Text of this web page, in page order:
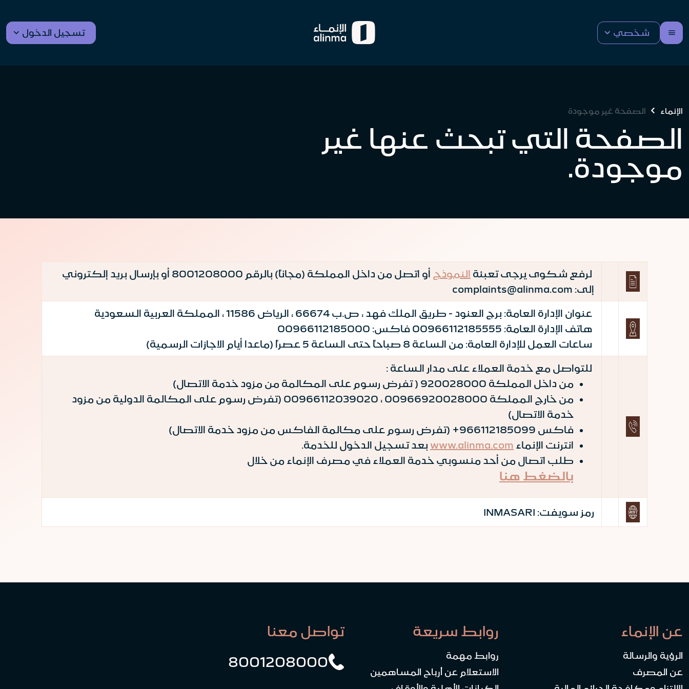
شخصي تسجيل الدخول
الإنماء الصفحة غير موجودة
الصفحة التي تبحث عنها غير
موجودة.
لرفع شكوى يرجى تعبئة النموذج
أو اتصل من داخل المملكة (مجاناً) بالرقم 8001208000 أو بإرسال بريد إلكتروني
إلى: complaints@alinma.com
عنوان الإدارة العامة: برج العنود - طريق الملك فهد ، ص.ب 66674 ، الرياض 11586 ، المملكة العربية السعودية
هاتف الإدارة العامة: 00966112185555 فاكس: 00966112185000
ساعات العمل للإدارة العامة: من الساعة 8 صباحاً حتى الساعة 5 عصراً (ماعدا أيام الاجازات الرسمية)
للتواصل مع خدمة العملاء على مدار الساعة :
من داخل المملكة 920028000 ( تفرض رسوم على المكالمة من مزود خدمة الاتصال)
من خارج المملكة 00966920028000 ، 00966112039020 (تفرض رسوم على المكالمة الدولية من مزود
خدمة الاتصال)
فاكس 966112185099+ (تفرض رسوم على مكالمة الفاكس من مزود خدمة الاتصال)
انترنت الإنماء www.alinma.com بعد تسجيل الدخول للخدمة.
طلب اتصال من أحد منسوبي خدمة العملاء في مصرف الإنماء من خلال
بالضغط هنا
رمز سويفت: INMASARI
عن الإنماء
الرؤية والرسالة
عن المصرف
روابط سريعة
روابط مهمة
الاستعلام عن أرباح المساهمين
تواصل معنا
8001208000